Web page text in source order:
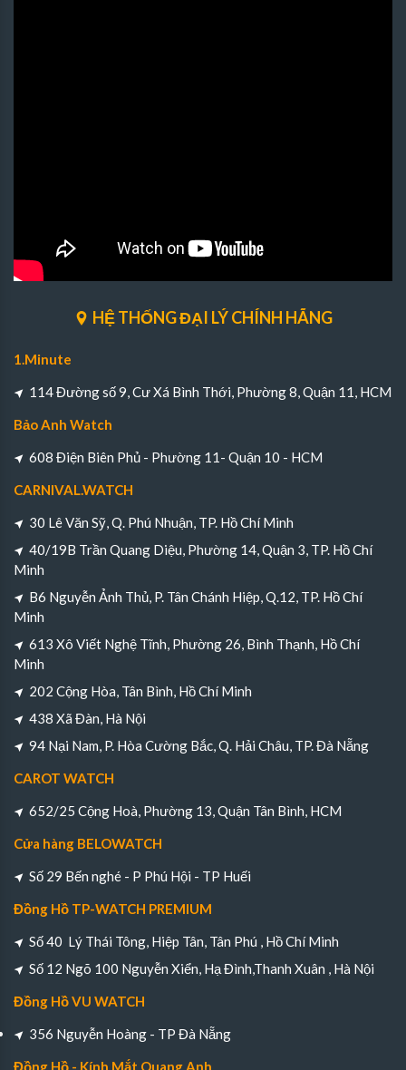
HỆ THỐNG ĐẠI LÝ CHÍNH HÃNG
1.Minute
114 Đường số 9, Cư Xá Bình Thới, Phường 8, Quận 11, HCM
Bảo Anh Watch
608 Điện Biên Phủ - Phường 11- Quận 10 - HCM
CARNIVAL.WATCH
30 Lê Văn Sỹ, Q. Phú Nhuận, TP. Hồ Chí Minh
40/19B Trần Quang Diệu, Phường 14, Quận 3, TP. Hồ Chí
Minh
B6 Nguyễn Ảnh Thủ, P. Tân Chánh Hiệp, Q.12, TP. Hồ Chí
Minh
613 Xô Viết Nghệ Tĩnh, Phường 26, Bình Thạnh, Hồ Chí
Minh
202 Cộng Hòa, Tân Bình, Hồ Chí Minh
438 Xã Đàn, Hà Nội
94 Nại Nam, P. Hòa Cường Bắc, Q. Hải Châu, TP. Đà Nẵng
CAROT WATCH
652/25 Cộng Hoà, Phường 13, Quận Tân Bình, HCM
Cửa hàng BELOWATCH
Số 29 Bến nghé - P Phú Hội - TP Huếi
Đồng Hồ TP-WATCH PREMIUM
Số 40 Lý Thái Tông, Hiệp Tân, Tân Phú , Hồ Chí Minh
Số 12 Ngõ 100 Nguyễn Xiển, Hạ Đình,Thanh Xuân , Hà Nội
Đồng Hồ VU WATCH
356 Nguyễn Hoàng - TP Đà Nẵng
Đồng Hồ - Kính Mắt Quang Anh